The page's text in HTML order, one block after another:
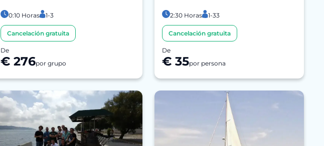
0:10 Horas 1-3
Cancelación gratuita
De
€ 276por grupo
2:30 Horas 1-33
Cancelación gratuita
De
€ 35por persona